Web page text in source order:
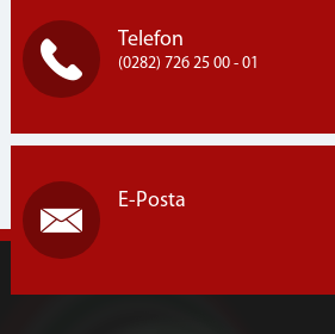
MÜLHAKAT
İLETİŞİM
Telefon
(0282) 726 25 00 - 01
E-Posta